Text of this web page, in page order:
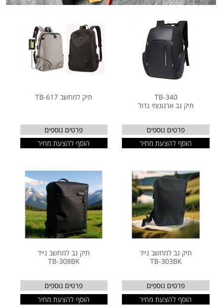
TB-340
תיק גב ארגונומי גדול
פרטים נוספים
הוסף להצעת מחיר
תיק למחשב TB-617
פרטים נוספים
הוסף להצעת מחיר
תיק גב למחשב נייד
TB-303BK
פרטים נוספים
הוסף להצעת מחיר
תיק גב למחשב נייד
TB-308BK
פרטים נוספים
הוסף להצעת מחיר